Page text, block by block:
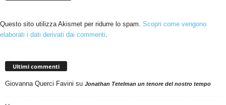
Questo sito utilizza Akismet per ridurre lo spam. Scopri come vengono
elaborati i dati derivati dai commenti.
Ultimi commenti
Giovanna Querci Favini su Jonathan Tetelman un tenore del nostro tempo